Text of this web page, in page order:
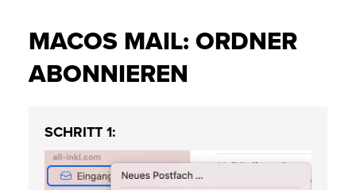
MACOS MAIL: ORDNER
ABONNIEREN
SCHRITT 1: